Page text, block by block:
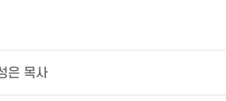
은 목사